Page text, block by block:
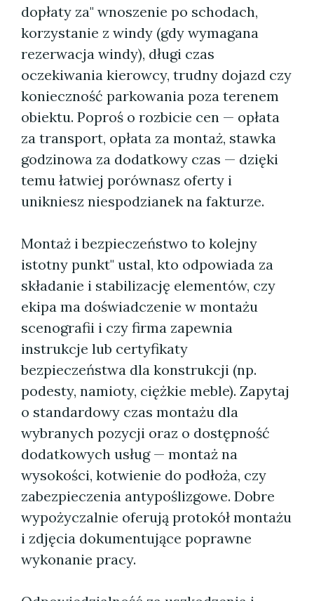
dopłaty za" wnoszenie po schodach,
korzystanie z windy (gdy wymagana
rezerwacja windy), długi czas
oczekiwania kierowcy, trudny dojazd czy
konieczność parkowania poza terenem
obiektu. Poproś o rozbicie cen — opłata
za transport, opłata za montaż, stawka
godzinowa za dodatkowy czas — dzięki
temu łatwiej porównasz oferty i
unikniesz niespodzianek na fakturze.
Montaż i bezpieczeństwo to kolejny
istotny punkt" ustal, kto odpowiada za
składanie i stabilizację elementów, czy
ekipa ma doświadczenie w montażu
scenografii i czy firma zapewnia
instrukcje lub certyfikaty
bezpieczeństwa dla konstrukcji (np.
podesty, namioty, ciężkie meble). Zapytaj
o standardowy czas montażu dla
wybranych pozycji oraz o dostępność
dodatkowych usług — montaż na
wysokości, kotwienie do podłoża, czy
zabezpieczenia antypoślizgowe. Dobre
wypożyczalnie oferują protokół montażu
i zdjęcia dokumentujące poprawne
wykonanie pracy.